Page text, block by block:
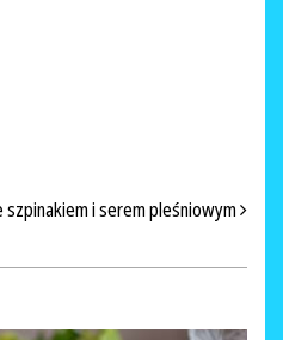
szpinakiem i serem pleśniowym